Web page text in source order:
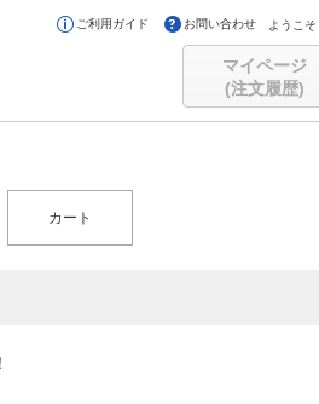
ご利用ガイド お問い合わせ ようこそ
マイページ
(注文履歴)
カート